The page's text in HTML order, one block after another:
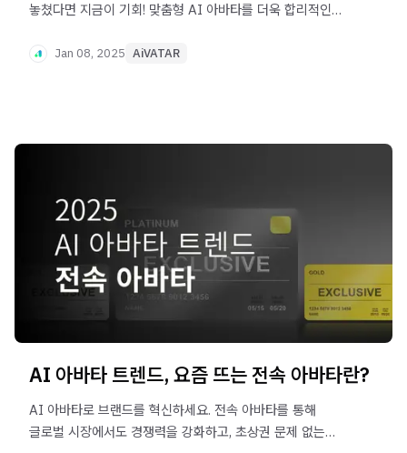
놓쳤다면 지금이 기회! 맞춤형 AI 아바타를 더욱 합리적인
Jan 08, 2025 AiVATAR
AI 아바타 트렌드, 요즘 뜨는 전속 아바타란?
AI 아바타로 브랜드를 혁신하세요. 전속 아바타를 통해
글로벌 시장에서도 경쟁력을 강화하고, 초상권 문제 없는